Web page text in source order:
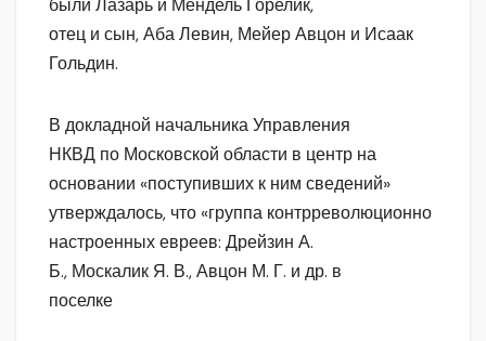
были Лазарь и Мендель Горелик,
отец и сын, Аба Левин, Мейер Авцон и Исаак
Гольдин.
В докладной начальника Управления
НКВД по Московской области в центр на
основании «поступивших к ним сведений»
утверждалось, что «группа контрреволюционно
настроенных евреев: Дрейзин А.
Б., Москалик Я. В., Авцон М. Г. и др. в
поселке